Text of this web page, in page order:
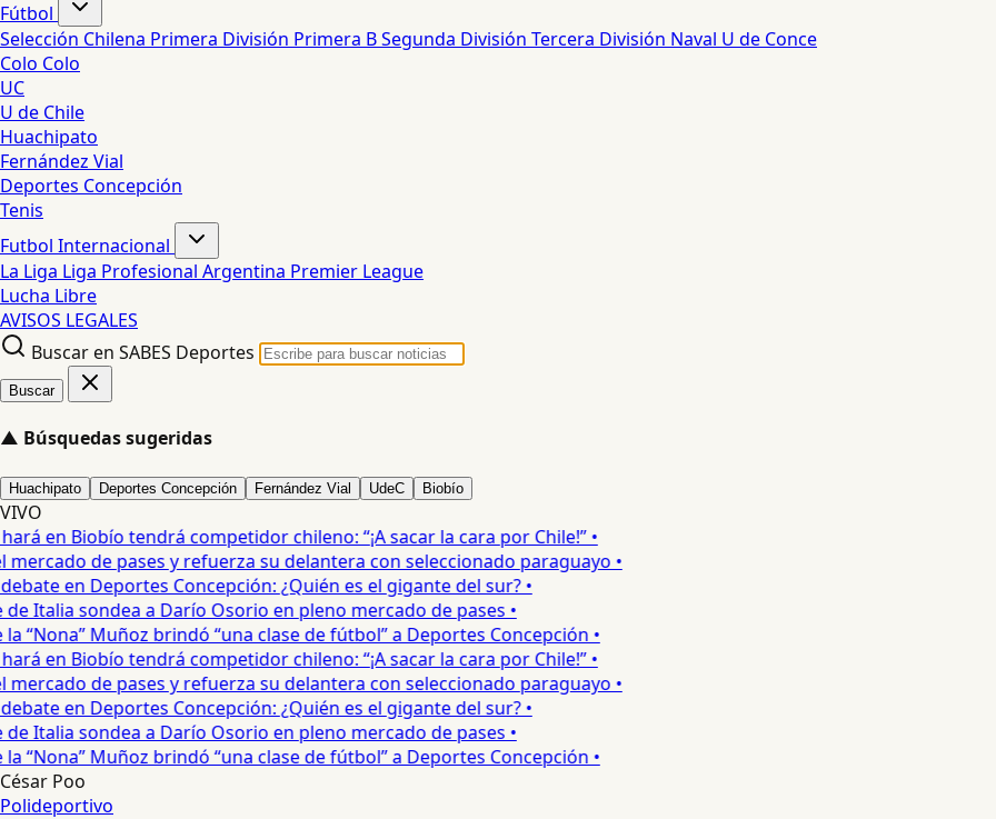
Fútbol
Selección Chilena Primera División Primera BSegunda División Tercera División Naval U de Conce
Colo Colo
UC
U de Chile
Huachipato
Fernández Vial
Deportes Concepción
Tenis
Futbol Internacional
La Liga Liga Profesional Argentina Premier League
Lucha Libre
AVISOS LEGALES
Buscar en SABES Deportes
Buscar
▲ Búsquedas sugeridas
Huachipato Deportes Concepción Fernández Vial UdeC Biobío
VIVO
en Biobío tendrá competidor chileno: “¡A sacar la cara por Chile!” •
de pases y refuerza su delantera con seleccionado paraguayo •
en Deportes Concepción: ¿Quién es el gigante del sur? •
Italia sondea a Darío Osorio en pleno mercado de pases •
Muñoz brindó “una clase de fútbol” a Deportes Concepción •
en Biobío tendrá competidor chileno: “¡A sacar la cara por Chile!” •
de pases y refuerza su delantera con seleccionado paraguayo •
en Deportes Concepción: ¿Quién es el gigante del sur? •
Italia sondea a Darío Osorio en pleno mercado de pases •
Muñoz brindó “una clase de fútbol” a Deportes Concepción •
César Poo
Polideportivo